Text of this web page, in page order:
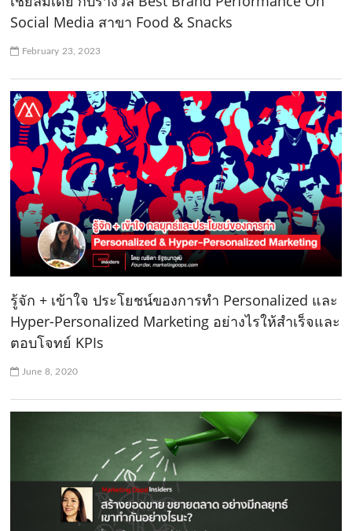
Social Media สาขา Food & Snacks
February 23, 2023
รู้จัก + เข้าใจ ประโยชน์ของการทำ Personalized และ
Hyper-Personalized Marketing อย่างไรให้สำเร็จและ
ตอบโจทย์ KPIs
June 8, 2020